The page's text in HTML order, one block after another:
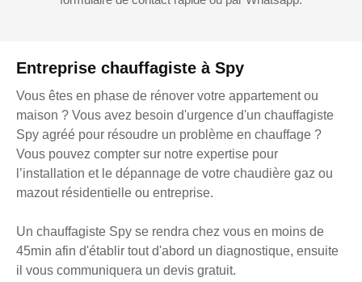
Entreprise chauffagiste à Spy
Vous êtes en phase de rénover votre appartement ou
maison ? Vous avez besoin d'urgence d'un chauffagiste
Spy agréé pour résoudre un problème en chauffage ?
Vous pouvez compter sur notre expertise pour
l’installation et le dépannage de votre chaudière gaz ou
mazout résidentielle ou entreprise.
Un chauffagiste Spy se rendra chez vous en moins de
45min afin d'établir tout d'abord un diagnostique, ensuite
il vous communiquera un devis gratuit.